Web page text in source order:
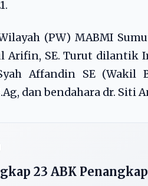
(PW) MABMI
Arifin, SE. Turut dilantik
Affandin SE (Wakil
dan bendahara dr. Siti
23 ABK